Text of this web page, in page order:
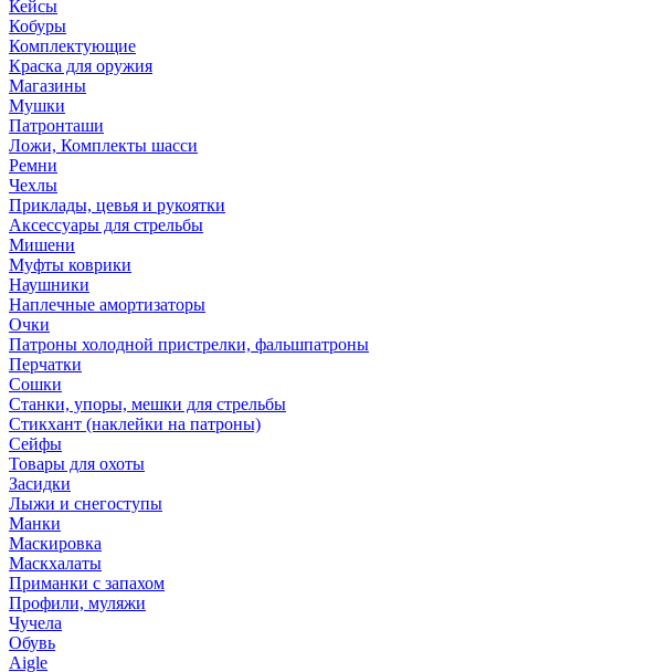
Кейсы
Кобуры
Комплектующие
Краска для оружия
Магазины
Мушки
Патронташи
Ложи, Комплекты шасси
Ремни
Чехлы
Приклады, цевья и рукоятки
Аксессуары для стрельбы
Мишени
Муфты коврики
Наушники
Наплечные амортизаторы
Очки
Патроны холодной пристрелки, фальшпатроны
Перчатки
Сошки
Станки, упоры, мешки для стрельбы
Стикхант (наклейки на патроны)
Сейфы
Товары для охоты
Засидки
Лыжи и снегоступы
Манки
Маскировка
Маскхалаты
Приманки с запахом
Профили, муляжи
Чучела
Обувь
Aigle